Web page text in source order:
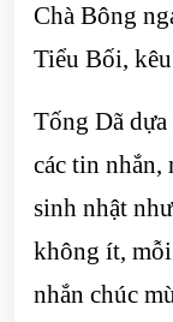
Chà Bông
Tiểu Bối,
Tống Dã
các tin nhắn,
sinh nhật
không ít,
nhắn chúc